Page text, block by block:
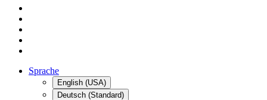
Sprache
English (USA)
Deutsch (Standard)